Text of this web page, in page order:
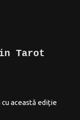
Tarot
această ediție